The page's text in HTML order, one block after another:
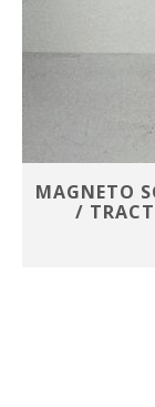
MAGNETO
/